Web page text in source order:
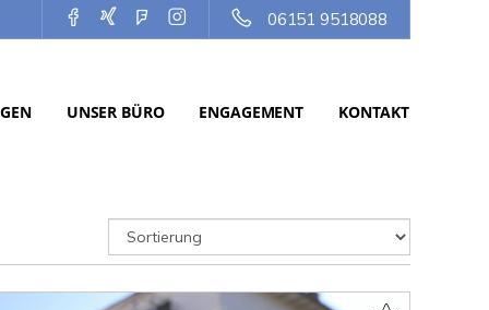
06151 9518088
UNSER BÜRO ENGAGEMENT KONTAKT